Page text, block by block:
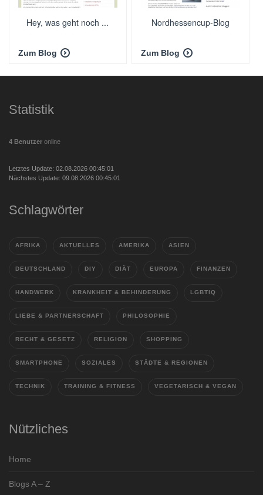
Hey, was geht noch ...
Zum Blog
Nordhessencup-Blog
Zum Blog
Statistik
4 Benutzer online
Letztes Update: 02.08.2026 00:45:01
Nächstes Update: 09.08.2026 00:45:01
Schlagwörter
AFRIKA AKTUELLES AMERIKA ASIEN
DEUTSCHLAND DIY DIÄT EUROPA FINANZEN
HANDWERK KRANKHEIT & BEHINDERUNG LGBTIQ
LIEBE & PARTNERSCHAFT PHILOSOPHIE
RECHT & GESETZ RELIGION SHOPPING
SMARTPHONE SOZIALES STÄDTE & REGIONEN
TECHNIK TRAINING & FITNESS VEGETARISCH & VEGAN
Nützliches
Home
Blogs A – Z